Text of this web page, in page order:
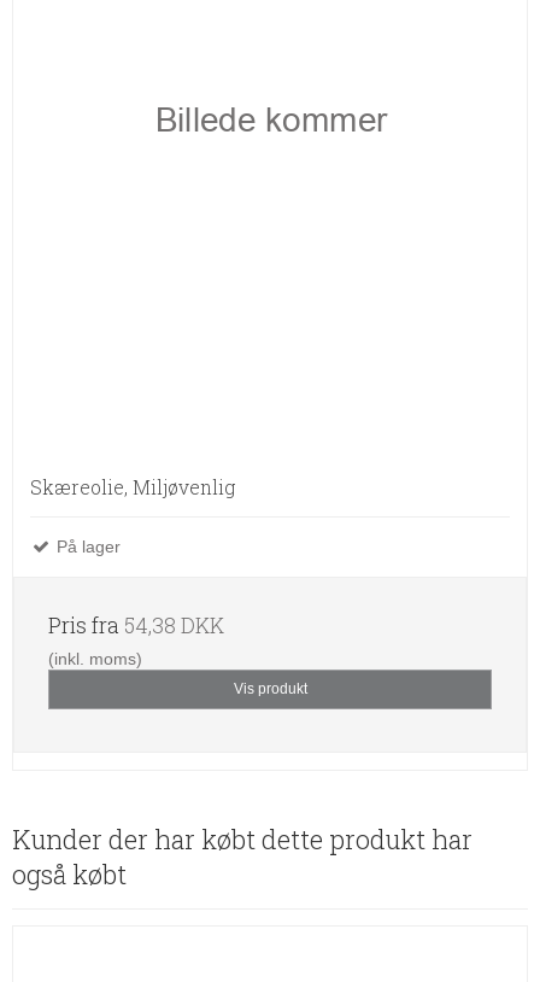
Skæreolie, Miljøvenlig
På lager
Pris fra 54,38 DKK
(inkl. moms)
Vis produkt
Kunder der har købt dette produkt har
også købt